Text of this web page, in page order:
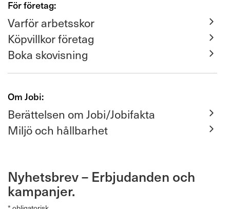
För företag:
Varför arbetsskor
Köpvillkor företag
Boka skovisning
Om Jobi:
Berättelsen om Jobi/Jobifakta
Miljö och hållbarhet
Nyhetsbrev – Erbjudanden och
kampanjer.